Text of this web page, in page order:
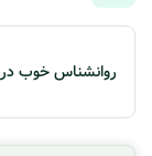
روانشناس خوب